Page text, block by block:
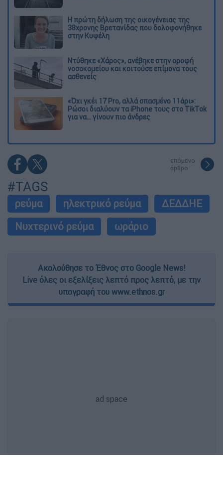
Η πρώτη δήλωση της οικογένειας της
38χρονης Βρετανίδας που δολοφονήθηκε
στην Κυψέλη
Ντύθηκε «Χάρος», ανέβηκε στην οροφή
νοσοκομείου και κοιτούσε επίμονα τους
ασθενείς
«Όχι γκέι 17 Pro, αλλά σπασμένο 11άρι»:
Ρώσοι διαλύουν τα iPhone τους στο TikTok
για να... γίνουν πιο άνδρες
επόμενο
άρθρο
#TAGS
ρεύμα ηλεκτρικό ρεύμα
ΔΕΔΔΗΕ
Νυχτερινό ρεύμα
ωράριο
Ακολούθησε το Έθνος στο Google News!
Live όλες οι εξελίξεις λεπτό προς λεπτό, με την
υπογραφή του www.ethnos.gr